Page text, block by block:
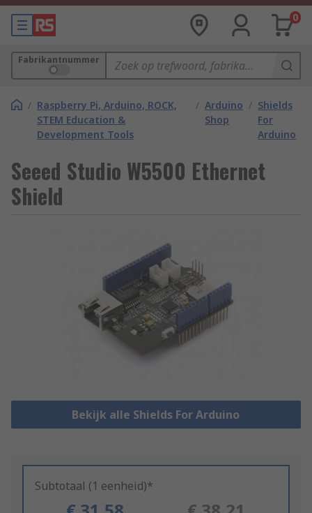
0
Fabrikantnummer
/ Raspberry Pi, Arduino, ROCK,
STEM Education &
Development Tools
/ Arduino
Shop
/ Shields
For
Arduino
Seeed Studio W5500 Ethernet
Shield
Bekijk alle Shields For Arduino
Subtotaal (1 eenheid)*